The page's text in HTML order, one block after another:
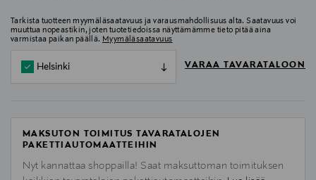
Tarkista tuotteen myymäläsaatavuus ja varausmahdollisuus alta. Saatavuus voi
muuttua nopeastikin, joten tuotetiedoissa näyttämämme tieto pitää aina
varmistaa paikan päällä. Myymäläsaatavuus
Helsinki VARAA TAVARATALOON
MAKSUTON TOIMITUS TAVARATALOJEN
PAKETTIAUTOMAATTEIHIN
Nyt kannattaa shoppailla! Saat maksuttoman toimituksen